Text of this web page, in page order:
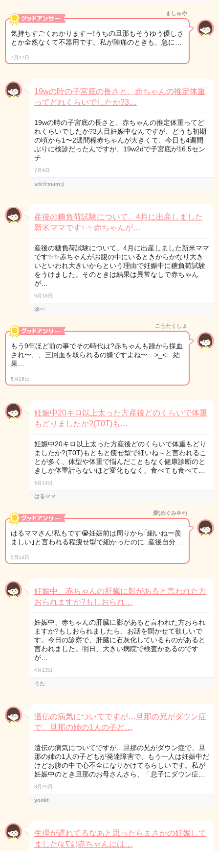
ましゅや
気持ちすごくわかりますー!うちの旦那もそうゆう優しさ
とか全然なくて不器用です。私が陣痛のときも、急に…
7月27日
19wの時の子宮底の長さと、赤ちゃんの推定体重
ってどれくらいでしたか?3…
19wの時の子宮底の長さと、赤ちゃんの推定体重ってど
れくらいでしたか?3人目妊娠中なんですが、どうも初期
の頃から1〜2週間程赤ちゃんが大きくて、今日も4週間
ぶりに検診だったんですが、19w2dで子宮底が16.5セン
チ…
7月9日
srk☆mam:)
産後の糖負荷試験について。4月に出産しました
新米ママです✨✨赤ちゃんが…
産後の糖負荷試験について。4月に出産しました新米ママ
です✨✨赤ちゃんがお腹の中にいるときからかなり大き
いといわれ大きいからという理由で妊娠中に糖負荷試験
をうけました。そのときは結果は異常なしで赤ちゃん
が…
5月16日
ゆー
こうたくしょ
もう9年ほど前の事でその時代は?赤ちゃんも踵から採血
され〜、、三回血を取られるの嫌ですよね〜…>_<…結
果…
5月16日
妊娠中20キロ以上太った方産後どのくらいで体重
もどりましたか?(T0T)も…
妊娠中20キロ以上太った方産後どのくらいで体重もどり
ましたか?(T0T)もともと痩せ型で細いね～と言われるこ
とが多く、体型や体重で悩んだこともなく健康診断のと
きしか体重計らないほど変化もなく、食べても食べて…
5月14日
はるママ
愛(めぐみ✡✧)
はるママさん!私もです😭妊娠前は周りから｢細いねー羨
ましい｣と言われる程痩せ型で細かったのに..産後自分…
5月14日
妊娠中、赤ちゃんの肝臓に影があると言われた方
おられますか?もしおられ…
妊娠中、赤ちゃんの肝臓に影があると言われた方おられ
ますか?もしおられましたら、お話を聞かせて欲しいで
す。今日の診察で、肝臓に石灰化しているものがあると
言われました。明日、大きい病院で検査があるのです
が…
4月13日
うた
遺伝の病気についてですが…旦那の兄がダウン症
で、旦那の姉の1人の子ど…
遺伝の病気についてですが…旦那の兄がダウン症で、旦
那の姉の1人の子どもが発達障害で、もう一人は妊娠中だ
けどお腹の中で心不全になりかけてるらしいです。私が
妊娠中のとき旦那のお母さんさら、「息子にダウン症…
3月25日
yookt
生理が遅れてるなあと思ったらまさかの妊娠して
ました(≧∇≦)赤ちゃんには…